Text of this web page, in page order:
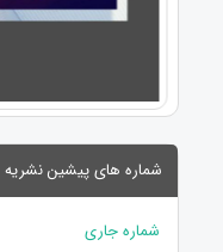
شماره های پیشین نشریه
شماره جاری